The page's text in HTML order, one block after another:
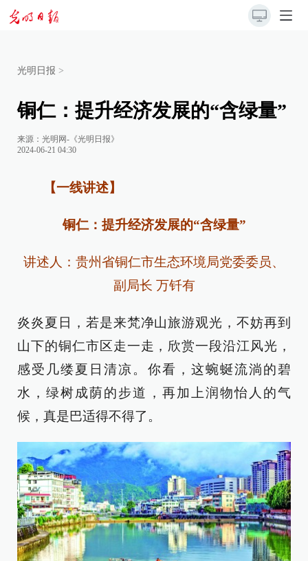
光明日报 >
铜仁：提升经济发展的“含绿量”
来源： 光明网-《光明日报》
2024-06-21 04:30
【一线讲述】
铜仁：提升经济发展的“含绿量”
讲述人：贵州省铜仁市生态环境局党委委员、
副局长 万钎有
炎炎夏日，若是来梵净山旅游观光，不妨再到
山下的铜仁市区走一走，欣赏一段沿江风光，
感受几缕夏日清凉。你看，这蜿蜒流淌的碧
水，绿树成荫的步道，再加上润物怡人的气
候，真是巴适得不得了。